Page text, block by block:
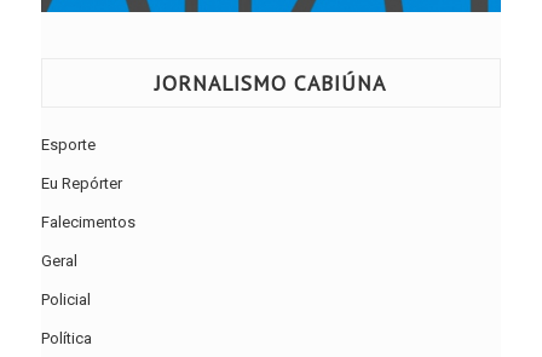
JORNALISMO CABIÚNA
Esporte
Eu Repórter
Falecimentos
Geral
Policial
Política